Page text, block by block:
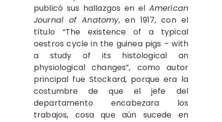
publicó sus hallazgos en el American
Journal of Anatomy, en 1917, con el
título “The existence of a typical
oestros cycle in the guinea pigs – with
a study of its histological an
physiological changes”, como autor
principal fue Stockard, porque era la
costumbre de que el jefe del
departamento encabezara los
trabajos, cosa que aún sucede en